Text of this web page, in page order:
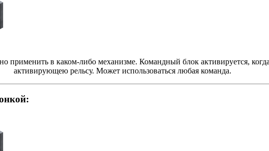
применить в каком-либо механизме. Командный блок активируется,
активирующею рельсу. Может использоваться любая команда.